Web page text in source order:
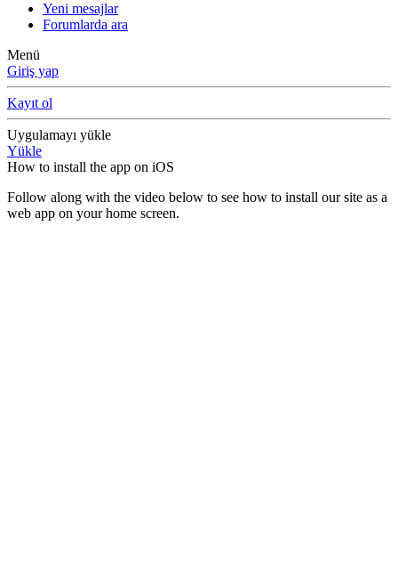
Yeni mesajlar
Forumlarda ara
Menü
Giriş yap
Kayıt ol
Uygulamayı yükle
Yükle
How to install the app on iOS
Follow along with the video below to see how to install our site as a
web app on your home screen.